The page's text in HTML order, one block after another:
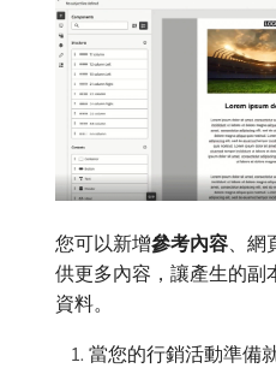
您可以新增​參考內容、網
供更多內容，讓產生的副
資料。
當您的行銷活動準備